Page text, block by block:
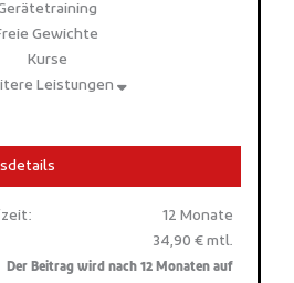
Gewichte
Kurse
Leistungen
12 Monate
34,90 € mtl.
Der Beitrag wird nach 12 Monaten auf